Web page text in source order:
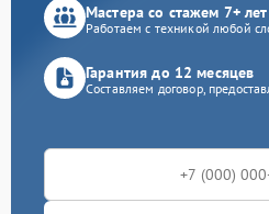
Мастера со стажем 7+ лет
Работаем с техникой любой
Гарантия до 12 месяцев
Составляем договор,